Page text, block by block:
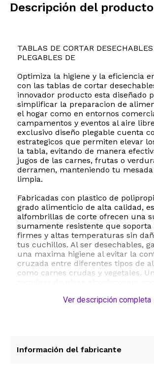
Descripción del producto
TABLAS DE CORTAR
PLEGABLES DE
Optimiza la higiene y la eficiencia
con las tablas de cortar
innovador producto esta diseñado
simplificar la preparacion de
el hogar como en entornos
campamentos y eventos al aire
exclusivo diseño plegable cuenta
estrategicos que permiten elevar
la tabla, evitando de manera
jugos de las carnes, frutas o
derramen, manteniendo tu
limpia.
Fabricadas con plastico de
grado alimenticio de alta calidad,
alfombrillas de corte ofrecen una
sumamente resistente que soporta
firmes y altas temperaturas sin
tus cuchillos. Al ser desechables,
una maxima higiene al evitar la
cruzada entre diferentes tipos de
como carnes crudas y vegetales.
limpieza a cero.
mantiene libres de polvo. Su
Ver descripción completa
Información del fabricante